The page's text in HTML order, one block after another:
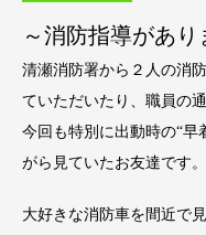
～消防指導があり
清瀬消防署から２人の消
ていただいたり、職員の
今回も特別に出動時の“早
がら見ていたお友達です。
大好きな消防車を間近で